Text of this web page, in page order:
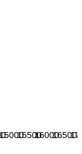
155001600016500